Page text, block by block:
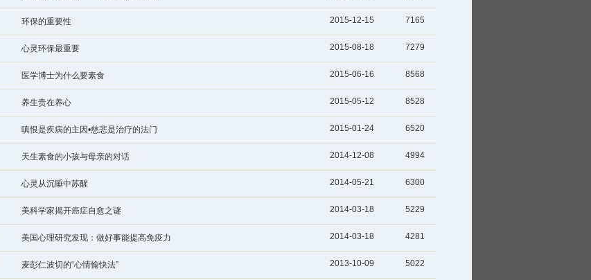
环保的重要性 2015-12-15 7165
心灵环保最重要 2015-08-18 7279
医学博士为什么要素食 2015-06-16 8568
养生贵在养心 2015-05-12 8528
嗔恨是疾病的主因•慈悲是治疗的法门 2015-01-24 6520
天生素食的小孩与母亲的对话 2014-12-08 4994
心灵从沉睡中苏醒 2014-05-21 6300
美科学家揭开癌症自愈之谜 2014-03-18 5229
美国心理研究发现：做好事能提高免疫力 2014-03-18 4281
麦彭仁波切的“心情愉快法” 2013-10-09 5022